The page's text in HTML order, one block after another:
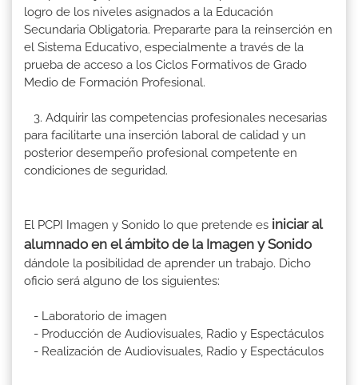
logro de los niveles asignados a la Educación
Secundaria Obligatoria. Prepararte para la reinserción en
el Sistema Educativo, especialmente a través de la
prueba de acceso a los Ciclos Formativos de Grado
Medio de Formación Profesional.
3. Adquirir las competencias profesionales necesarias
para facilitarte una inserción laboral de calidad y un
posterior desempeño profesional competente en
condiciones de seguridad.
El PCPI Imagen y Sonido lo que pretende es iniciar al
alumnado en el ámbito de la Imagen y Sonido
dándole la posibilidad de aprender un trabajo. Dicho
oficio será alguno de los siguientes:
- Laboratorio de imagen
- Producción de Audiovisuales, Radio y Espectáculos
- Realización de Audiovisuales, Radio y Espectáculos